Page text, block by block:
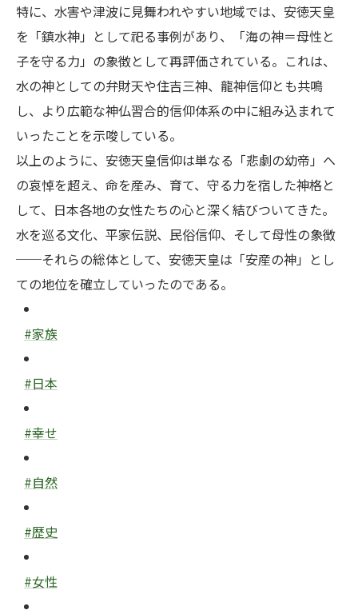
特に、水害や津波に見舞われやすい地域では、安徳天皇
を「鎮水神」として祀る事例があり、「海の神＝母性と
子を守る力」の象徴として再評価されている。これは、
水の神としての弁財天や住吉三神、龍神信仰とも共鳴
し、より広範な神仏習合的信仰体系の中に組み込まれて
いったことを示唆している。
以上のように、安徳天皇信仰は単なる「悲劇の幼帝」へ
の哀悼を超え、命を産み、育て、守る力を宿した神格と
して、日本各地の女性たちの心と深く結びついてきた。
水を巡る文化、平家伝説、民俗信仰、そして母性の象徴
──それらの総体として、安徳天皇は「安産の神」とし
ての地位を確立していったのである。
#家族
#日本
#幸せ
#自然
#歴史
#女性